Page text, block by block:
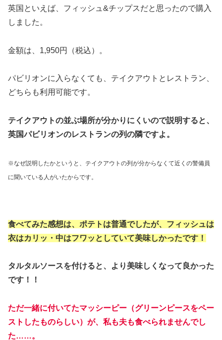
英国といえば、フィッシュ&チップスだと思ったので購入
しました。
金額は、1,950円（税込）。
パビリオンに入らなくても、テイクアウトとレストラン、
どちらも利用可能です。
テイクアウトの並ぶ場所が分かりにくいので説明すると、
英国パビリオンのレストランの列の隣ですよ。
※なぜ説明したかというと、テイクアウトの列が分からなくて近くの警備員
に聞いている人がいたからです。
食べてみた感想は、ポテトは普通でしたが、フィッシュは
衣はカリッ・中はフワッとしていて美味しかったです！
タルタルソースを付けると、より美味しくなって良かった
です！！
ただ一緒に付いてたマッシーピー（グリーンピースをペー
ストしたものらしい）が、私も夫も食べられませんでし
た……。